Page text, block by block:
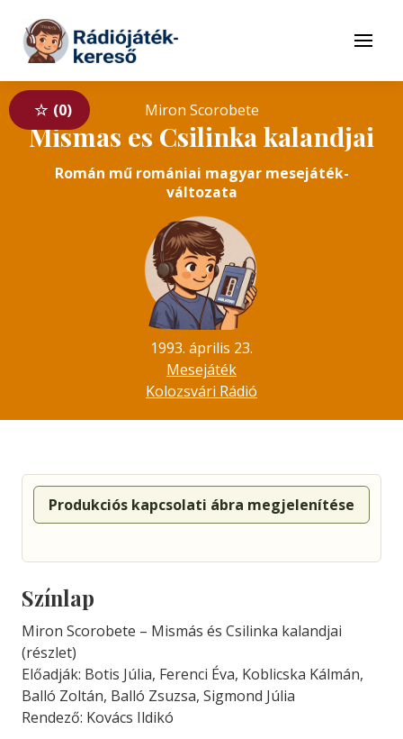
Tovább a tartalomhoz
Menü
0 Miron Scorobete
Mismas es Csilinka kalandjai
Román mű romániai magyar mesejáték-
változata
1993. április 23.
Mesejáték
Kolozsvári Rádió
Produkciós kapcsolati ábra megjelenítése
Színlap
Miron Scorobete – Mismás és Csilinka kalandjai
(részlet)
Előadják: Botis Júlia, Ferenci Éva, Koblicska Kálmán,
Balló Zoltán, Balló Zsuzsa, Sigmond Júlia
Rendező: Kovács Ildikó